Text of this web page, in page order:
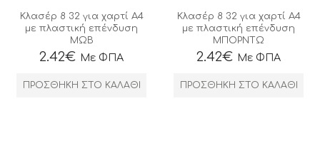
Κλασέρ 8 32 για χαρτί Α4
με πλαστική επένδυση
ΜΩΒ
2.42€ Με ΦΠΑ
ΠΡΟΣΘΉΚΗ ΣΤΟ ΚΑΛΆΘΙ
Κλασέρ 8 32 για χαρτί Α4
με πλαστική επένδυση
ΜΠΟΡΝΤΩ
2.42€ Με ΦΠΑ
ΠΡΟΣΘΉΚΗ ΣΤΟ ΚΑΛΆΘΙ